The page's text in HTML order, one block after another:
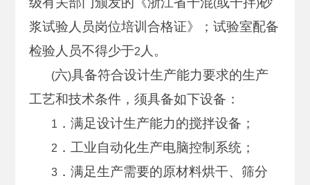
( )
浆试验人员岗位培训合格证》；试验室配备
检验人员不得少于2 人。
(六)具备符合设计生产能力要求的生产
工艺和技术条件，须具备如下设备：
1 ．满足设计生产能力的搅拌设备；
2 ．工业自动化生产电脑控制系统；
3 ．满足生产需要的原材料烘干、筛分